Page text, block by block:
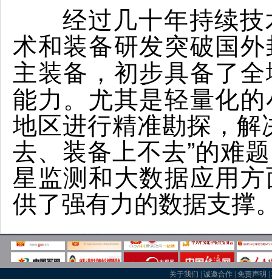
经过几十年持续技
术和装备研发突破国
主装备 ，初步具备了
能力。尤其是轻量化
地区进行精准勘探，解
去、装备上不去”的难
星监测和大数据应用
供了强有力的数据支撑
关于我们 |诚邀合作 |免责声明 |